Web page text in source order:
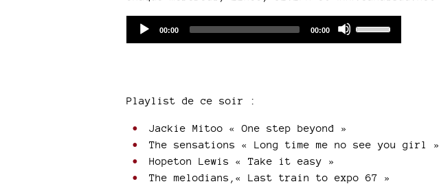
Current
00:00
Total
00:00
Playlist de ce soir :
Jackie Mitoo « One step beyond »
The sensations « Long time me no see you girl »
Hopeton Lewis « Take it easy »
The melodians,« Last train to expo 67 »